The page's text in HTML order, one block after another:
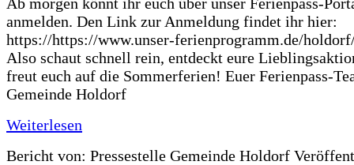
anmelden. Den Link zur Anmeldung findet ihr hier:
https://https://www.unser-ferienprogramm.de/
Also schaut schnell rein, entdeckt eure
freut euch auf die Sommerferien! Euer Ferienpass-
Gemeinde Holdorf
Weiterlesen
Bericht von: Pressestelle Gemeinde Holdorf